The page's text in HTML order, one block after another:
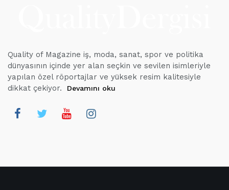
Quality of Magazine iş, moda, sanat, spor ve politika
dünyasının içinde yer alan seçkin ve sevilen isimleriyle
yapılan özel röportajlar ve yüksek resim kalitesiyle
dikkat çekiyor.
Devamını oku